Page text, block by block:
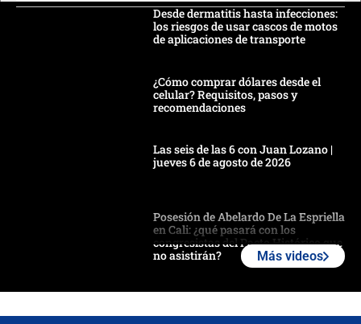
Desde dermatitis hasta infecciones:
los riesgos de usar cascos de motos
de aplicaciones de transporte
¿Cómo comprar dólares desde el
celular? Requisitos, pasos y
recomendaciones
Las seis de las 6 con Juan Lozano |
jueves 6 de agosto de 2026
Posesión de Abelardo De La Espriella
en Cali: ¿qué pasará con los
congresistas del Pacto Histórico que
no asistirán?
Más videos